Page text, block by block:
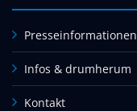
Presseinformationen
Infos & drumherum
Kontakt